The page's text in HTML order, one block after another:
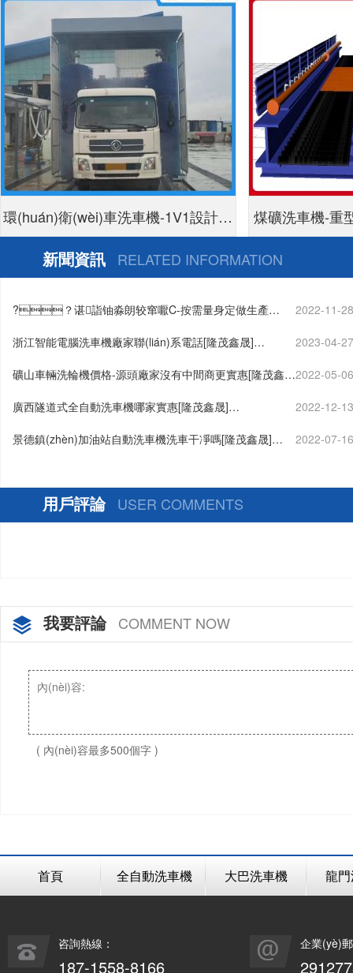
環(huán)衛(wèi)車洗車機-1V1設計方
案定制生產(chǎn)[隆茂鑫晟]
煤礦洗車機-重
新聞資訊 RELATED INFORMATION
?？谌詣铀淼朗较窜嚈C-按需量身定做生產
2022-11-
浙江智能電腦洗車機廠家聯(lián)系電話[隆茂鑫晟]… 2023-04-
礦山車輛洗輪機價格-源頭廠家沒有中間商更實惠[隆茂鑫
2022-05-
廣西隧道式全自動洗車機哪家實惠[隆茂鑫晟]… 2022-12-
景德鎮(zhèn)加油站自動洗車機洗車干凈嗎[隆茂鑫晟]… 2022-07-
用戶評論 USER COMMENTS
我要評論 COMMENT NOW
( 內(nèi)容最多500個字 )
首頁 全自動洗車機 大巴洗車機 龍
咨詢熱線：
187-1558-8166
企業(yè)